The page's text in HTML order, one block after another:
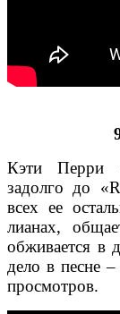
Кэти Перри
задолго до
всех ее
лианах,
обживается в
дело в песне
просмотров.